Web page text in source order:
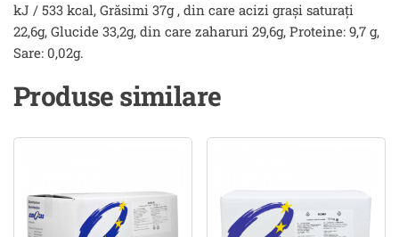
kJ / 533 kcal, Grăsimi 37g , din care acizi grași saturați
22,6g, Glucide 33,2g, din care zaharuri 29,6g, Proteine: 9,7 g,
Sare: 0,02g.
Produse similare